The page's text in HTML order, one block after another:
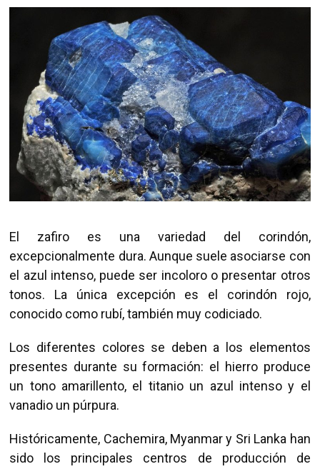
El zafiro es una variedad del corindón,
excepcionalmente dura. Aunque suele asociarse con
el azul intenso, puede ser incoloro o presentar otros
tonos. La única excepción es el corindón rojo,
conocido como rubí, también muy codiciado.
Los diferentes colores se deben a los elementos
presentes durante su formación: el hierro produce
un tono amarillento, el titanio un azul intenso y el
vanadio un púrpura.
Históricamente, Cachemira, Myanmar y Sri Lanka han
sido los principales centros de producción de